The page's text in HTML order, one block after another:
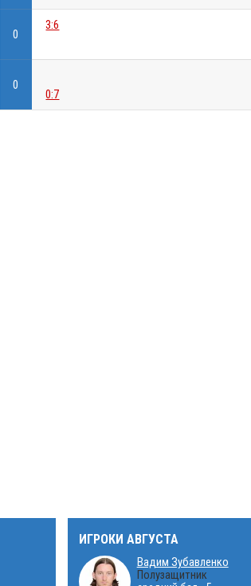
0
3:6
0
0:7
ИГРОКИ АВГУСТА
Вадим Зубавленко
Полузащитник